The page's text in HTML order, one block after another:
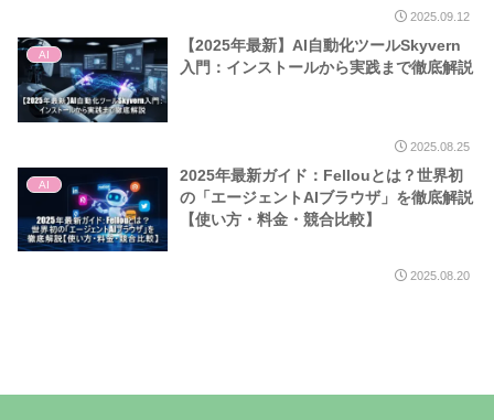
2025.09.12
AI
【2025年最新】AI自動化ツールSkyvern
入門：インストールから実践まで徹底解説
2025.08.25
AI
2025年最新ガイド：Fellouとは？世界初
の「エージェントAIブラウザ」を徹底解説
【使い方・料金・競合比較】
2025.08.20